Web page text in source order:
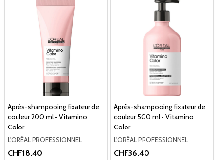
Après-shampooing fixateur de
couleur 200 ml • Vitamino
Color
L'ORÉAL PROFESSIONNEL
CHF18.40
Après-shampooing fixateur de
couleur 500 ml • Vitamino
Color
L'ORÉAL PROFESSIONNEL
CHF36.40